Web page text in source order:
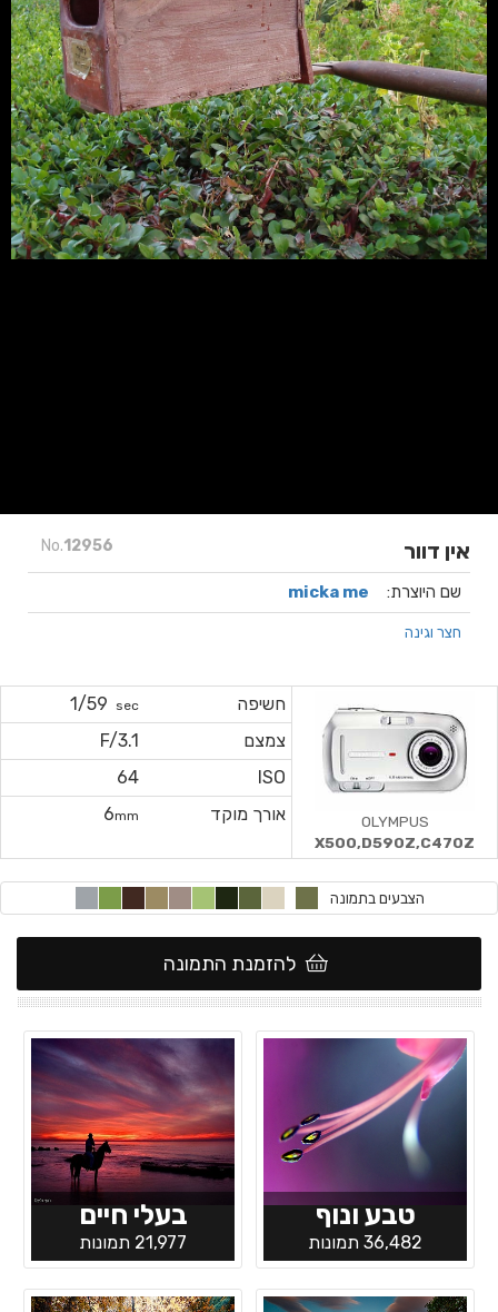
No.12956 אין דוור
שם היוצרת: micka me
חצר וגינה
חשיפה sec
1/59
צמצם
F/3.1
ISO
64
אורך מוקד
6mm
OLYMPUS
X500,D590Z,C470Z
הצבעים בתמונה
להזמנת התמונה
טבע ונוף
36,482 תמונות
בעלי חיים
21,977 תמונות